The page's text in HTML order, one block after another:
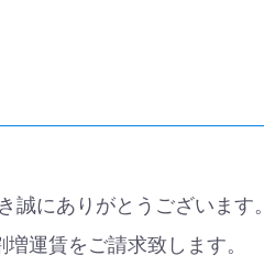
にありがとうございます。
運賃をご請求致します。